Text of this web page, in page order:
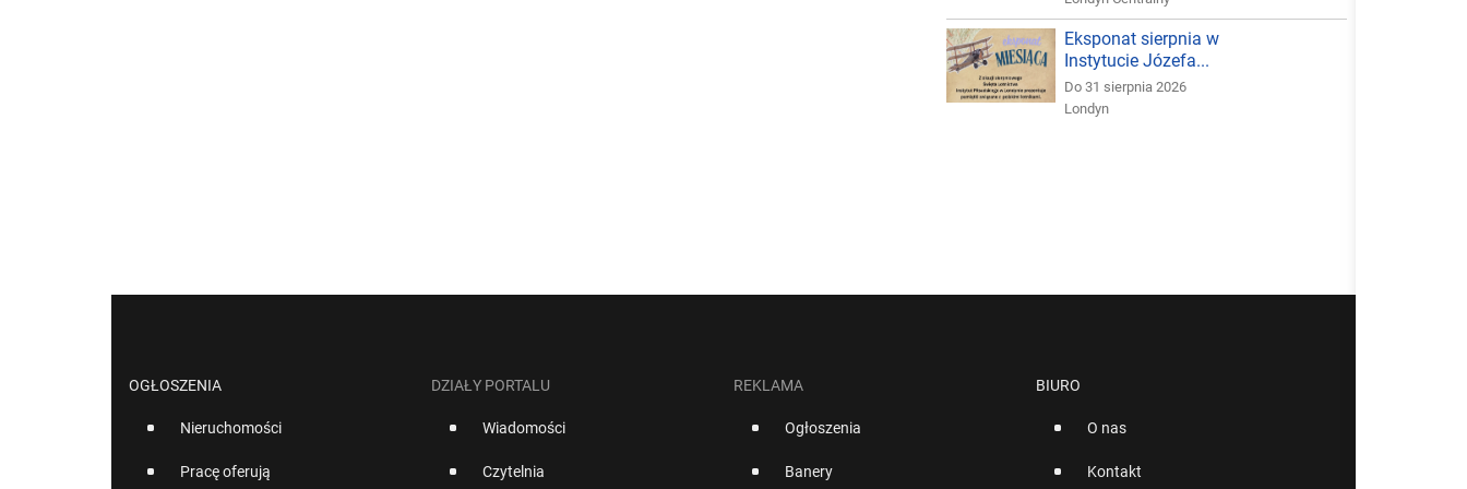
Eksponat sierpnia w
Instytucie Józefa...
Do 31 sierpnia 2026
Londyn
OGŁOSZENIA
Nieruchomości
Pracę oferują
DZIAŁY PORTALU
Wiadomości
Czytelnia
REKLAMA
Ogłoszenia
Banery
BIURO
O nas
Kontakt